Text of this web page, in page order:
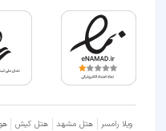
ویلا رامسر هتل مشهد هتل کیش